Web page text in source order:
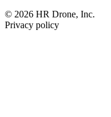
© 2026 HR Drone, Inc.
Privacy policy